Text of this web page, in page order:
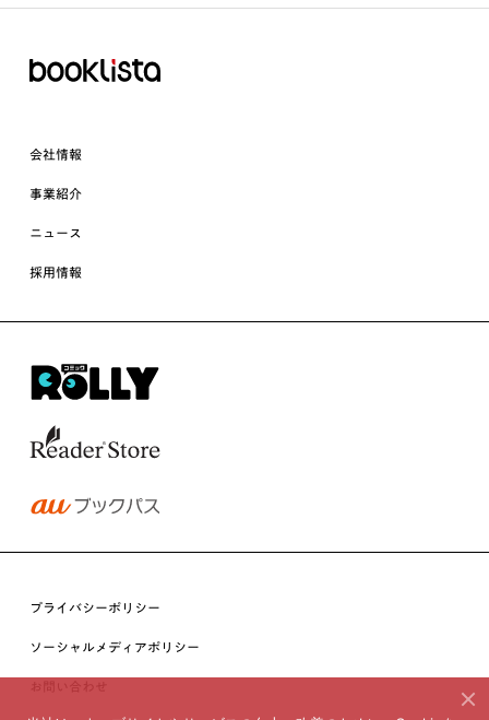
会社情報
事業紹介
ニュース
採用情報
プライバシーポリシー
ソーシャルメディアポリシー
お問い合わせ